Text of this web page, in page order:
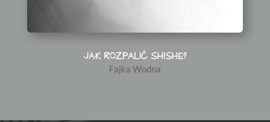
JAK ROZPALIĆ SHISHE?
Fajka Wodna